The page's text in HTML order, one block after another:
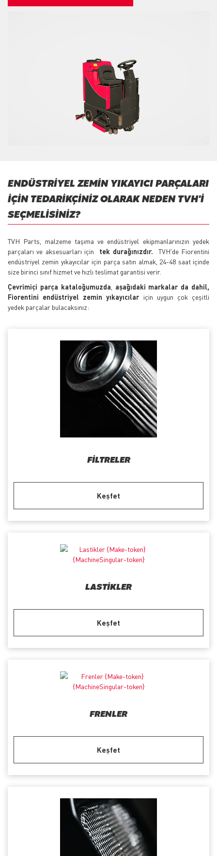
ENDÜSTRIYEL ZEMIN YIKAYICI PARÇALARI
IÇIN TEDARIKÇINIZ OLARAK NEDEN TVH'I
SEÇMELISINIZ?
TVH Parts, malzeme taşıma ve endüstriyel ekipmanlarınızın yedek
parçaları ve aksesuarları için tek durağınızdır. TVH'de Fiorentini
endüstriyel zemin yıkayıcılar için parça satın almak, 24-48 saat içinde
size birinci sınıf hizmet ve hızlı teslimat garantisi verir.
Çevrimiçi parça kataloğumuzda
aşağıdaki markalar da dahil,
Fiorentini endüstriyel zemin yıkayıcılar için uygun çok çeşitli
yedek parçalar bulacaksınız:
FILTRELER
Keşfet
LASTIKLER
Keşfet
FRENLER
Keşfet